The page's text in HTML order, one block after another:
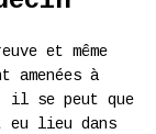
et même
amenées à
il se peut que
lieu dans